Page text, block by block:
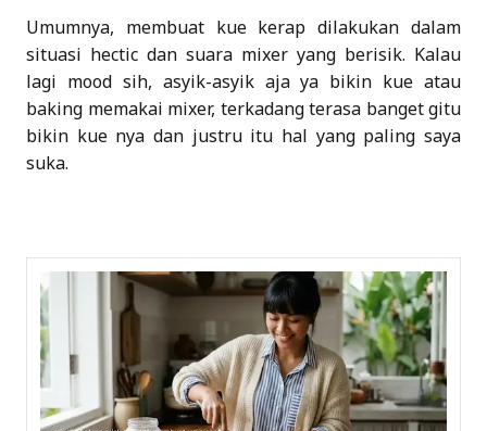
Umumnya, membuat kue kerap dilakukan dalam
situasi hectic dan suara mixer yang berisik. Kalau
lagi mood sih, asyik-asyik aja ya bikin kue atau
baking memakai mixer, terkadang terasa banget gitu
bikin kue nya dan justru itu hal yang paling saya
suka.